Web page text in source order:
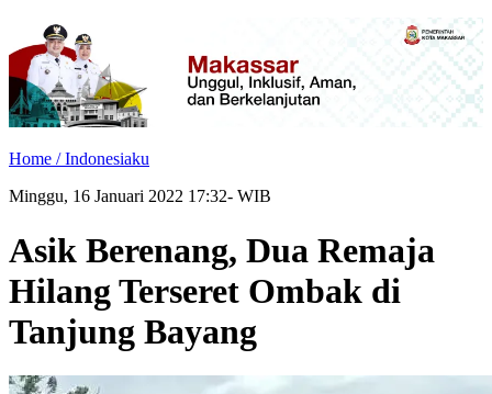
Home /Indonesiaku
Minggu, 16 Januari 2022 17:32- WIB
Asik Berenang, Dua Remaja
Hilang Terseret Ombak di
Tanjung Bayang